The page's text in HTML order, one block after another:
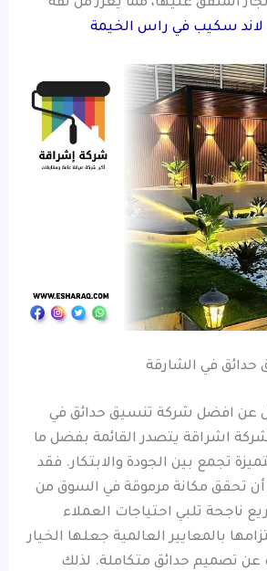
المتفق عليها، مما يعزز من ثقة
لاند سكيب في راس الخيمة
في الشارقة
عن افضل شركة تنسيق حدائق في
اشراقة يتصدر القائمة بفضل ما
تجمع بين الجودة والابتكار. فقد
تحقق مكانة مرموقة في السوق من
ناجحة تلبي احتياجات العملاء
بالمعايير العالمية جعلها الخيار
عن تصميم حدائق متكاملة. لذلك